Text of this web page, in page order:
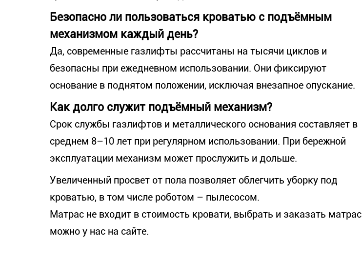
Безопасно ли пользоваться кроватью с подъёмным
механизмом каждый день?
Да, современные газлифты рассчитаны на тысячи циклов и
безопасны при ежедневном использовании. Они фиксируют
основание в поднятом положении, исключая внезапное опускание.
Как долго служит подъёмный механизм?
Срок службы газлифтов и металлического основания составляет в
среднем 8–10 лет при регулярном использовании. При бережной
эксплуатации механизм может прослужить и дольше.
Увеличенный просвет от пола позволяет облегчить уборку под
кроватью, в том числе роботом – пылесосом.
Матрас не входит в стоимость кровати, выбрать и заказать матрас
можно у нас на сайте.